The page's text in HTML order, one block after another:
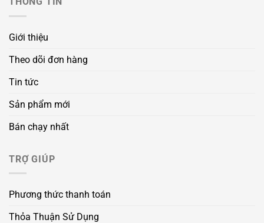
Giới thiệu
Theo dõi đơn hàng
Tin tức
Sản phẩm mới
Bán chạy nhất
TRỢ GIÚP
Phương thức thanh toán
Thỏa Thuận Sử Dụng